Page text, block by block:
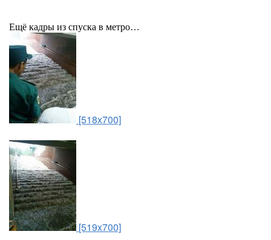
Ещё кадры из спуска в метро…
[518x700]
[519x700]